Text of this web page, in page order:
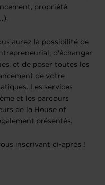
propriété
aurez la possibilité de
d'échanger
et de poser toutes les
de votre
Les services
et les parcours
de la House of
présentés.
inscrivant ci-après !